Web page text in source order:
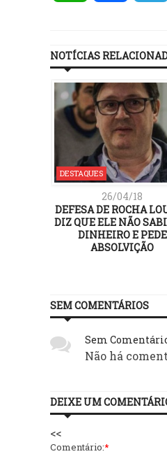
NOTÍCIAS
DESTAQUES
26/04/18
DEFESA DE ROCHA
DIZ QUE ELE NÃO
DINHEIRO E PEDE
ABSOLVIÇÃO
SEM COMENTÁRIOS
Sem
Não há
DEIXE UM
<<
Comentário:*